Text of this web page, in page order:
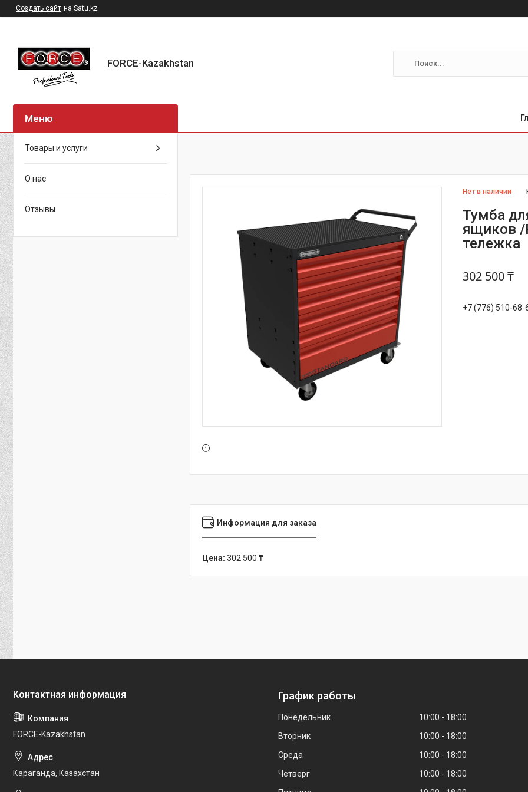
Создать сайт на Satu.kz
FORCE-Kazakhstan
Нет в наличии
Тумба
ящиков /
тележка
302 500 ₸
+7 (776) 510-68-
Информация для заказа
Цена: 302 500 ₸
Товары и услуги
О нас
Отзывы
FORCE-Kazakhstan
Караганда, Казахстан
График работы
Понедельник 10:00
18:00
Вторник
10:00
18:00
Среда
10:00
18:00
Четверг
10:00
18:00